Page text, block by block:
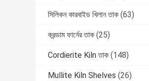
সিলিকন কারবাইড খিলান তাক (63)
করন্ডাম ফার্নের তাক (25)
Cordierite Kiln তাক (148)
Mullite Kiln Shelves (26)